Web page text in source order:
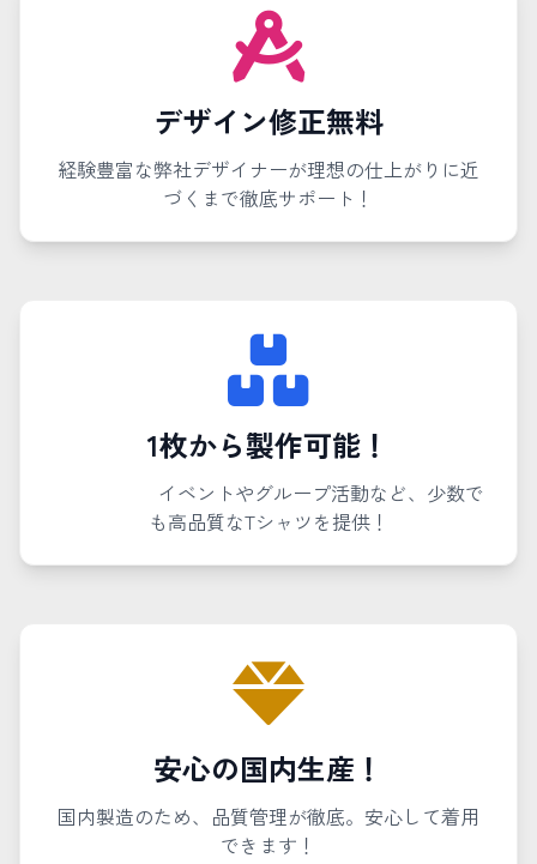
デザイン修正無料
経験豊富な弊社デザイナーが理想の仕上がりに近
づくまで徹底サポート！
1枚から製作可能！
イベントやグループ活動など、少数で
も高品質なTシャツを提供！
安心の国内生産！
国内製造のため、品質管理が徹底。安心して着用
できます！